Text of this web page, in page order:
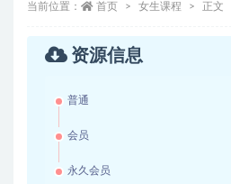
当前位置： 首页 女生课程 正文
资源信息
普通
会员
永久会员